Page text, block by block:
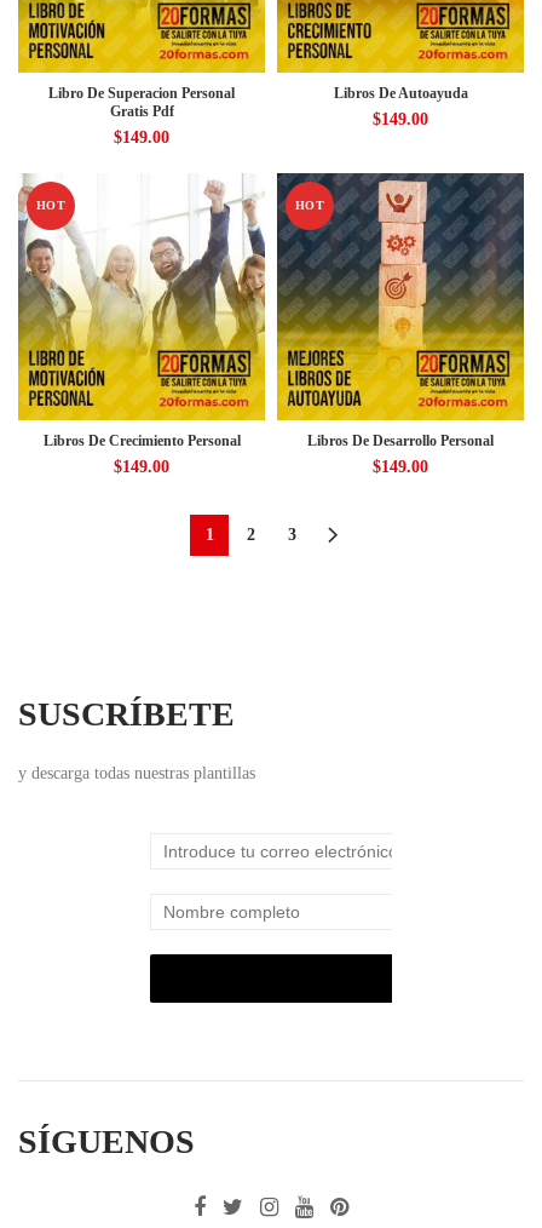
Libro De Superacion Personal
Gratis Pdf
$149.00
Libros De Autoayuda
$149.00
HOT
Libros De Crecimiento Personal
$149.00
HOT
Libros De Desarrollo Personal
$149.00
1 2 3
SUSCRÍBETE
y descarga todas nuestras plantillas
SÍGUENOS